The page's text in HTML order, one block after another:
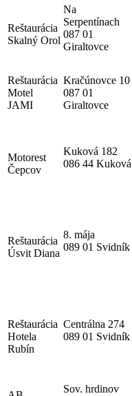
Reštaurácia
Skalný Orol
Na
Serpentínach
087 01
Giraltovce
Reštaurácia
Motel
JAMI
Kračúnovce 10
087 01
Giraltovce
Motorest
Čepcov
Kuková 182
086 44 Kuková
Reštaurácia
Úsvit Diana
8. mája
089 01 Svidník
Reštaurácia
Hotela
Rubín
Centrálna 274
089 01 Svidník
Sov. hrdinov